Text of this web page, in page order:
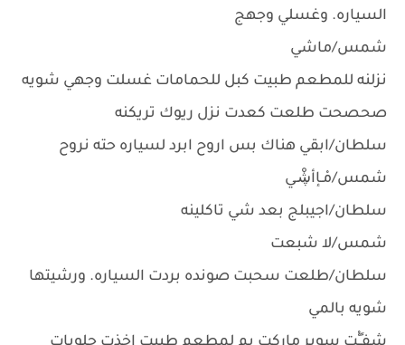
السياره. وغسلي وجهج
شمس/ماشي
نزلنه للمطعم طبيت كبل للحمامات غسلت وجهي شويه
صحصحت طلعت كعدت نزل ريوك تريكنه
سلطان/ابقي هناك بس اروح ابرد لسياره حته نروح
شمس/مْـإأڜْـي
سلطان/اجيبلج بعد شي تاكلينه
شمس/لا شبعت
سلطان/طلعت سحبت صونده بردت السياره. ورشيتها
شويه بالمي